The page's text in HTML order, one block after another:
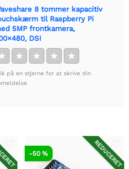
8 tommer kapacitiv
til Raspberry Pi
5MP frontkamera,
DSI
★ ★ ★ ★
på en stjerne for at skrive din
REDUCERET
-50 %